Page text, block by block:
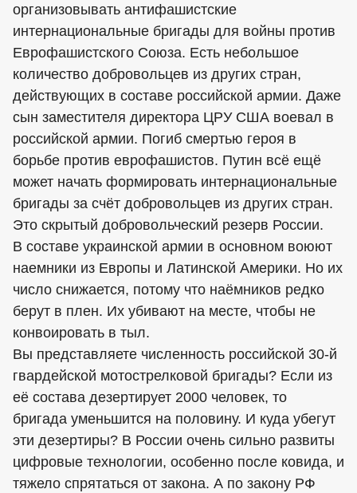
организовывать антифашистские
интернациональные бригады для войны против
Еврофашистского Союза. Есть небольшое
количество добровольцев из других стран,
действующих в составе российской армии. Даже
сын заместителя директора ЦРУ США воевал в
российской армии. Погиб смертью героя в
борьбе против еврофашистов. Путин всё ещё
может начать формировать интернациональные
бригады за счёт добровольцев из других стран.
Это скрытый добровольческий резерв России.
В составе украинской армии в основном воюют
наемники из Европы и Латинской Америки. Но их
число снижается, потому что наёмников редко
берут в плен. Их убивают на месте, чтобы не
конвоировать в тыл.
Вы представляете численность российской 30-й
гвардейской мотострелковой бригады? Если из
её состава дезертирует 2000 человек, то
бригада уменьшится на половину. И куда убегут
эти дезертиры? В России очень сильно развиты
цифровые технологии, особенно после ковида, и
тяжело спрятаться от закона. А по закону РФ